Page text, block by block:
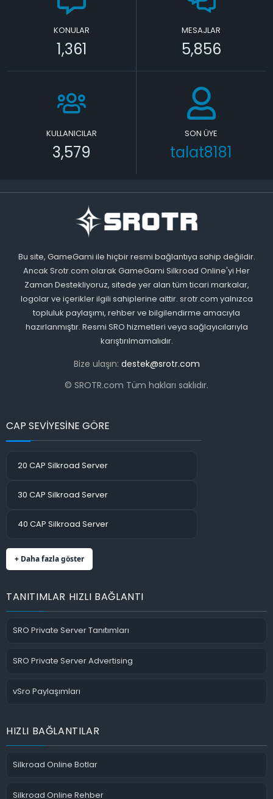
KONULAR
1,361
MESAJLAR
5,856
KULLANICILAR
3,579
SON ÜYE
talat8181
Bu site, GameGami ile hiçbir resmi bağlantıya sahip değildir.
Ancak Srotr.com olarak GameGami Silkroad Online'yi Her
Zaman Destekliyoruz, sitede yer alan tüm ticari markalar,
logolar ve içerikler ilgili sahiplerine aittir. srotr.com yalnızca
topluluk paylaşımı, rehber ve bilgilendirme amacıyla
hazırlanmıştır. Resmi SRO hizmetleri veya sağlayıcılarıyla
karıştırılmamalıdır.
Bize ulaşın: destek@srotr.com
© SROTR.com Tüm hakları saklıdır.
CAP SEVİYESİNE GÖRE
20 CAP Silkroad Server
30 CAP Silkroad Server
40 CAP Silkroad Server
+ Daha fazla göster
TANITIMLAR HIZLI BAĞLANTI
SRO Private Server Tanıtımları
SRO Private Server Advertising
vSro Paylaşımları
HIZLI BAĞLANTILAR
Silkroad Online Botlar
Silkroad Online Rehber